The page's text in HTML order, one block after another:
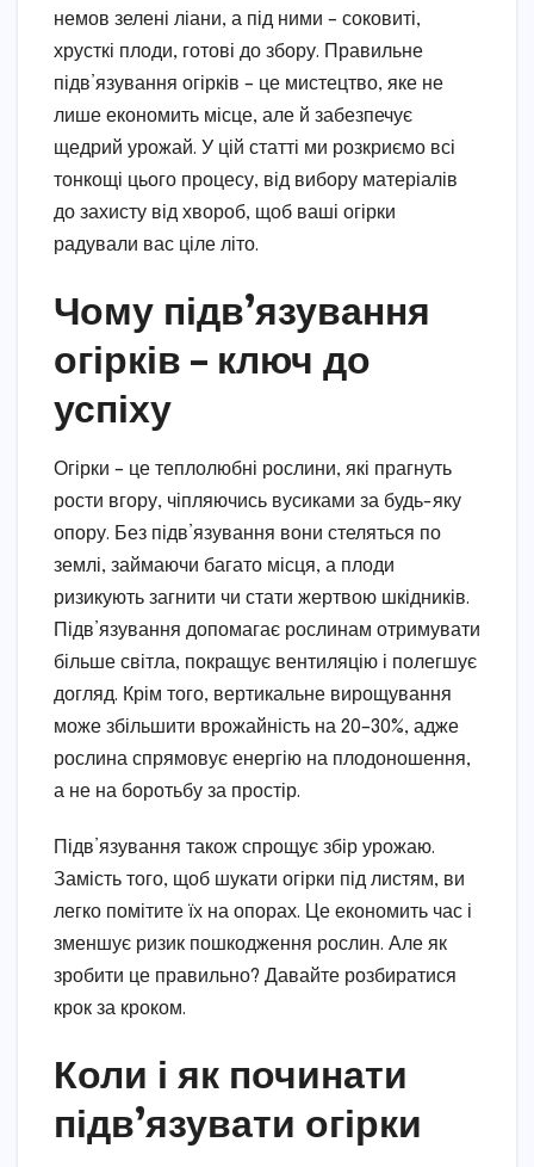
немов зелені ліани, а під ними – соковиті,
хрусткі плоди, готові до збору. Правильне
підв’язування огірків – це мистецтво, яке не
лише економить місце, але й забезпечує
щедрий урожай. У цій статті ми розкриємо всі
тонкощі цього процесу, від вибору матеріалів
до захисту від хвороб, щоб ваші огірки
радували вас ціле літо.
Чому підв’язування
огірків – ключ до
успіху
Огірки – це теплолюбні рослини, які прагнуть
рости вгору, чіпляючись вусиками за будь-яку
опору. Без підв’язування вони стеляться по
землі, займаючи багато місця, а плоди
ризикують загнити чи стати жертвою шкідників.
Підв’язування допомагає рослинам отримувати
більше світла, покращує вентиляцію і полегшує
догляд. Крім того, вертикальне вирощування
може збільшити врожайність на 20–30%, адже
рослина спрямовує енергію на плодоношення,
а не на боротьбу за простір.
Підв’язування також спрощує збір урожаю.
Замість того, щоб шукати огірки під листям, ви
легко помітите їх на опорах. Це економить час і
зменшує ризик пошкодження рослин. Але як
зробити це правильно? Давайте розбиратися
крок за кроком.
Коли і як починати
підв’язувати огірки